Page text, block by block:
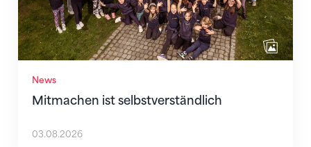
News
Mitmachen ist selbstverständlich
03.08.2026